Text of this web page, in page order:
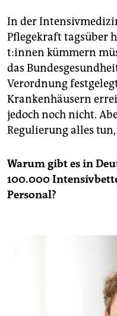
In der
Pflegekraft tagsüber
t:in­nen kümmern
das
Verordnung
Krankenhäusern
jedoch noch nicht.
Regulierung alles
Warum gibt es in
100.000
Personal?